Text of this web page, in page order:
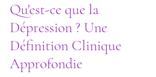
Qu'est-ce que la
Dépression ? Une
Définition Clinique
Approfondie